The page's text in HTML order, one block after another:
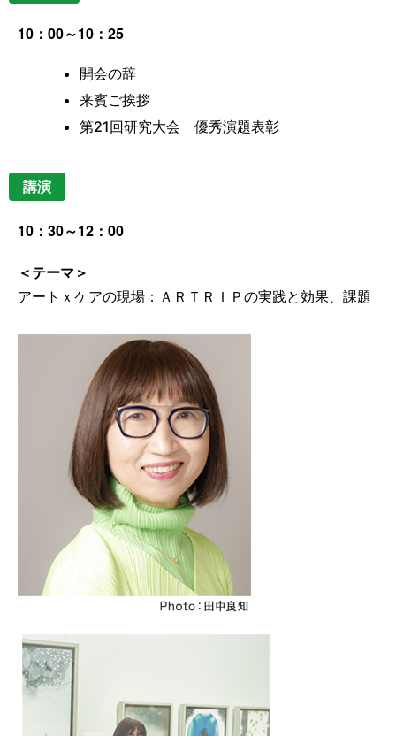
10：00～10：25
開会の辞
来賓ご挨拶
第21回研究大会 優秀演題表彰
講演
10：30～12：00
＜テーマ＞
アートｘケアの現場：ＡＲＴＲＩＰの実践と効果、課題